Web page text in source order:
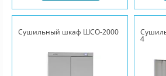
Сушильный шкаф ШСО-2000
4